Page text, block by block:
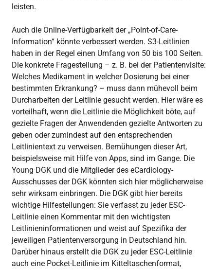
leisten.
Auch die Online-Verfügbarkeit der „Point-of-Care-
Information“ könnte verbessert werden. S3-Leitlinien
haben in der Regel einen Umfang von 50 bis 100 Seiten.
Die konkrete Fragestellung – z. B. bei der Patientenvisite:
Welches Medikament in welcher Dosierung bei einer
bestimmten Erkrankung? – muss dann mühevoll beim
Durcharbeiten der Leitlinie gesucht werden. Hier wäre es
vorteilhaft, wenn die Leitlinie die Möglichkeit böte, auf
gezielte Fragen der Anwendenden gezielte Antworten zu
geben oder zumindest auf den entsprechenden
Leitlinientext zu verweisen. Bemühungen dieser Art,
beispielsweise mit Hilfe von Apps, sind im Gange. Die
Young DGK und die Mitglieder des eCardiology-
Ausschusses der DGK könnten sich hier möglicherweise
sehr wirksam einbringen. Die DGK gibt hier bereits
wichtige Hilfestellungen: Sie verfasst zu jeder ESC-
Leitlinie einen Kommentar mit den wichtigsten
Leitlinieninformationen und weist auf Spezifika der
jeweiligen Patientenversorgung in Deutschland hin.
Darüber hinaus erstellt die DGK zu jeder ESC-Leitlinie
auch eine Pocket-Leitlinie im Kitteltaschenformat,